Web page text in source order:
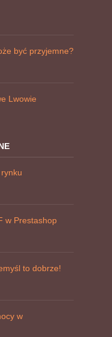
być przyjemne?
Lwowie
w Prestashop
to dobrze!
w